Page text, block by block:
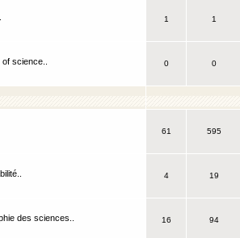
1 1
science..
0 0
61 595
4 19
des sciences..
16 94